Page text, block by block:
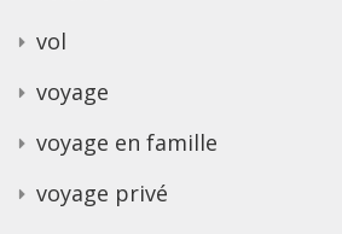
vol
voyage
voyage en famille
voyage privé